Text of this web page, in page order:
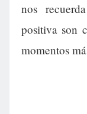
nos
positiva son
momentos